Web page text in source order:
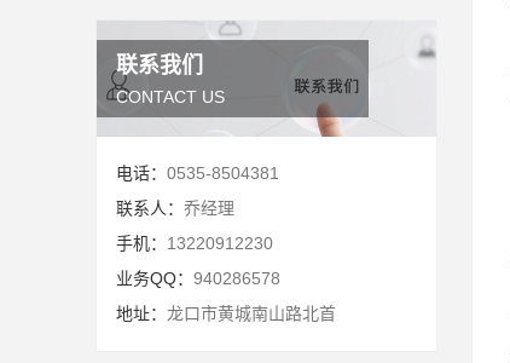
联系我们
CONTACT US
电话： 0535-8504381
联系人： 乔经理
手机： 13220912230
业务QQ： 940286578
地址： 龙口市黄城南山路北首